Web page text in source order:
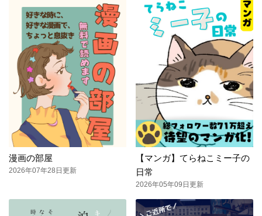
漫画の部屋
2026年07年28日更新
【マンガ】てらねこミー子の
日常
2026年05年09日更新